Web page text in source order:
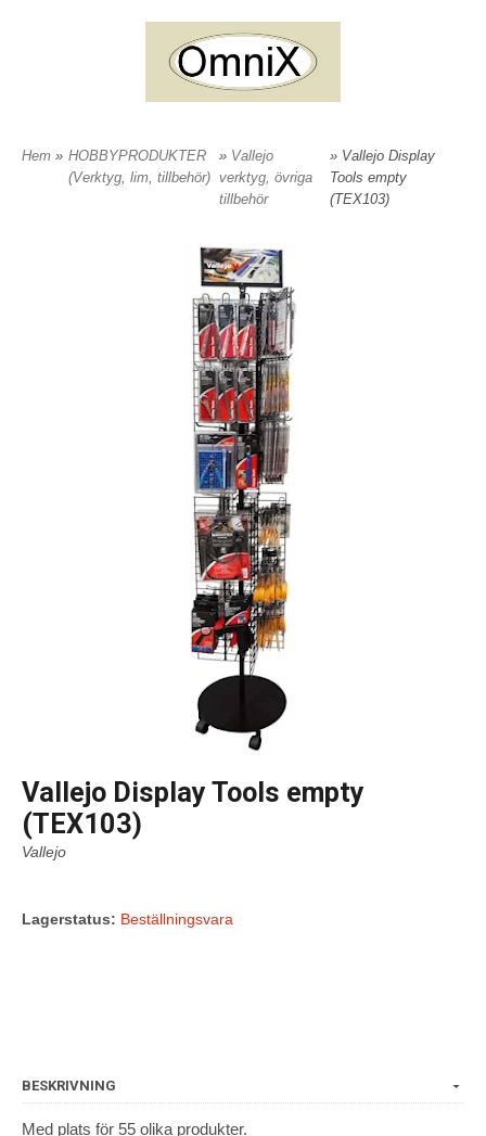
Hem » HOBBYPRODUKTER
(Verktyg, lim, tillbehör)
» Vallejo
verktyg, övriga
tillbehör
» Vallejo Display
Tools empty
(TEX103)
Vallejo Display Tools empty
(TEX103)
Vallejo
Lagerstatus: Beställningsvara
BESKRIVNING
Med plats för 55 olika produkter.